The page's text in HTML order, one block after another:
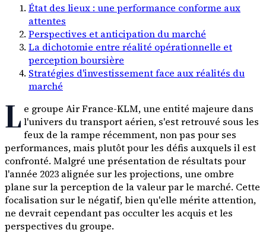
État des lieux : une performance conforme aux
attentes
Perspectives et anticipation du marché
La dichotomie entre réalité opérationnelle et
perception boursière
Stratégies d'investissement face aux réalités du
marché
L e groupe Air France-KLM, une entité majeure dans
l'univers du transport aérien, s'est retrouvé sous les
feux de la rampe récemment, non pas pour ses
performances, mais plutôt pour les défis auxquels il est
confronté. Malgré une présentation de résultats pour
l'année 2023 alignée sur les projections, une ombre
plane sur la perception de la valeur par le marché. Cette
focalisation sur le négatif, bien qu'elle mérite attention,
ne devrait cependant pas occulter les acquis et les
perspectives du groupe.